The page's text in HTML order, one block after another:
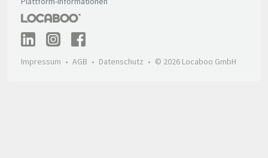
Impressum AGB Datenschutz © 2026 Locaboo GmbH